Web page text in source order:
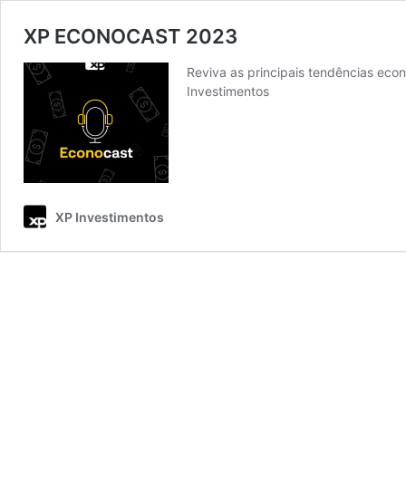
XP ECONOCAST 2023
Reviva as principais tendências
Investimentos
XP Investimentos